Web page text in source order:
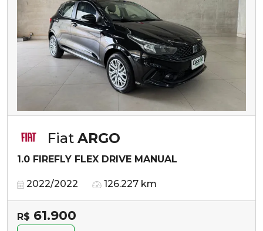
Fiat ARGO
1.0 FIREFLY FLEX DRIVE MANUAL
2022/2022 126.227 km
R$ 61.900